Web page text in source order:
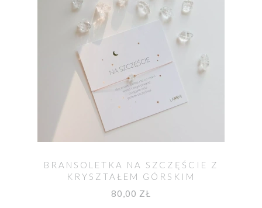
BRANSOLETKA NA SZCZĘŚCIE Z
KRYSZTAŁEM GÓRSKIM
HERKIMEREM
80,00 ZŁ